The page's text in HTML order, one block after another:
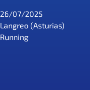
26/07/2025
Langreo (Asturias)
Running